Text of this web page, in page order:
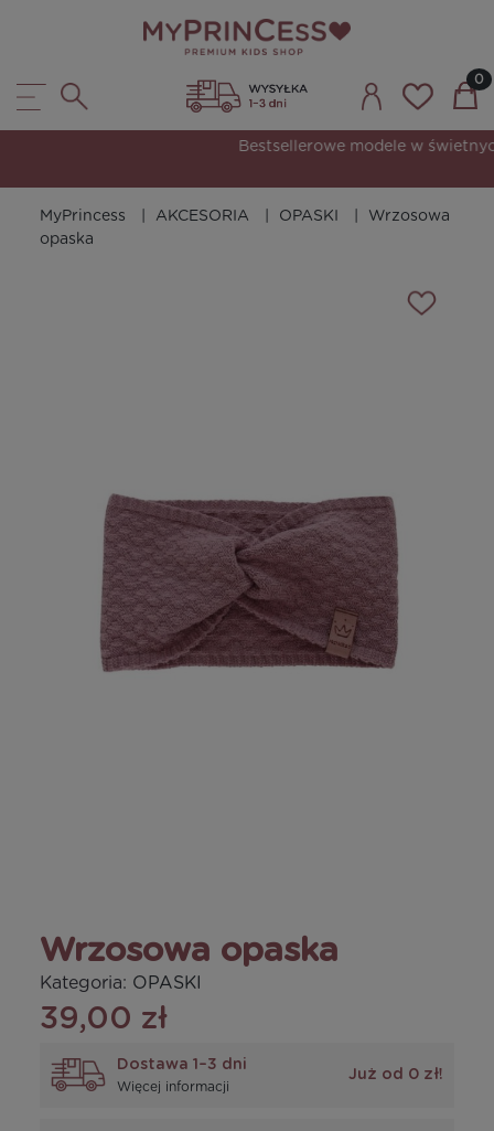
Bestsellerowe modele w świetnych cenach.
MyPrincess AKCESORIA OPASKI
Wrzosowa
opaska
Wrzosowa opaska
Kategoria: OPASKI
39,00 zł
Dostawa 1–3 dni
Więcej informacji
Już od 0 zł!